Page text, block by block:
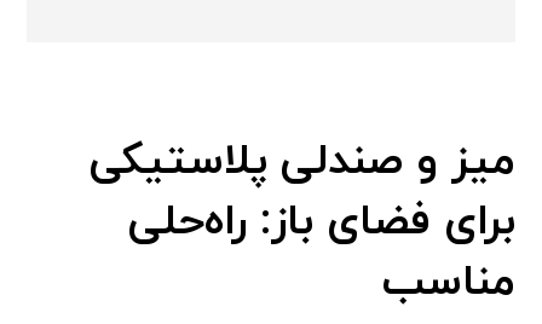
میز و صندلی پلاستیکی
برای فضای باز: راه‌حلی
مناسب